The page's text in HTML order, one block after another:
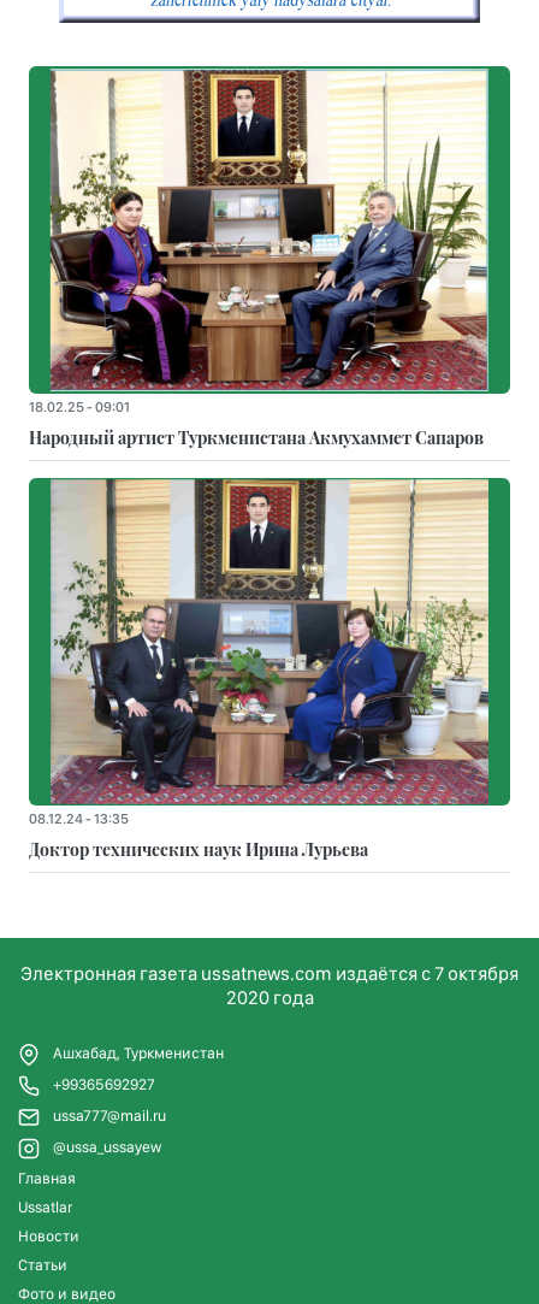
18.02.25 - 09:01
Народный артист Туркменистана Акмухаммет Сапаров
08.12.24 - 13:35
Доктор технических наук Ирина Лурьева
Электронная газета ussatnews.com издаётся с 7 октября
2020 года
Ашхабад, Туркменистан
+99365692927
ussa777@mail.ru
@ussa_ussayew
Главная
Ussatlar
Новости
Статьи
Фото и видео